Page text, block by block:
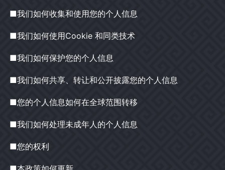
■我们如何收集和使用您的个人信息
■我们如何使用Cookie 和同类技术
■我们如何保护您的个人信息
■我们如何共享、转让和公开披露您的个人信息
■您的个人信息如何在全球范围转移
■我们如何处理未成年人的个人信息
■您的权利